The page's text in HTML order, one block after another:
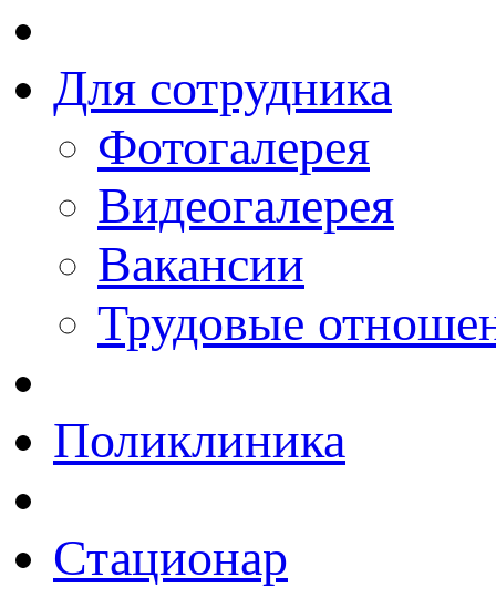
Для сотрудника
Фотогалерея
Видеогалерея
Вакансии
Трудовые
Поликлиника
Стационар